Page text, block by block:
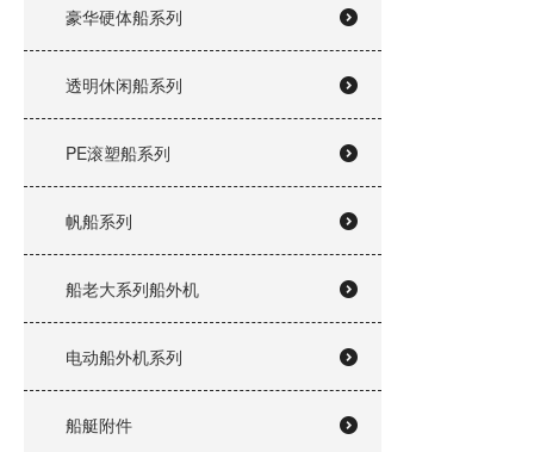
豪华硬体船系列
透明休闲船系列
PE滚塑船系列
帆船系列
船老大系列船外机
电动船外机系列
船艇附件